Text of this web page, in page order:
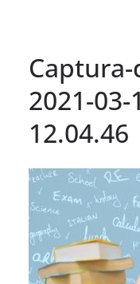
2021-03-
12.04.46